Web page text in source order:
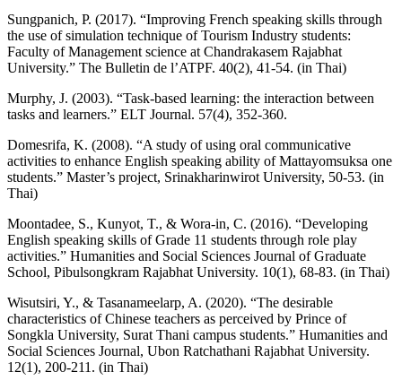
Sungpanich, P. (2017). “Improving French speaking skills through
the use of simulation technique of Tourism Industry students:
Faculty of Management science at Chandrakasem Rajabhat
University.” The Bulletin de l’ATPF. 40(2), 41-54. (in Thai)
Murphy, J. (2003). “Task-based learning: the interaction between
tasks and learners.” ELT Journal. 57(4), 352-360.
Domesrifa, K. (2008). “A study of using oral communicative
activities to enhance English speaking ability of Mattayomsuksa one
students.” Master’s project, Srinakharinwirot University, 50-53. (in
Thai)
Moontadee, S., Kunyot, T., & Wora-in, C. (2016). “Developing
English speaking skills of Grade 11 students through role play
activities.” Humanities and Social Sciences Journal of Graduate
School, Pibulsongkram Rajabhat University. 10(1), 68-83. (in Thai)
Wisutsiri, Y., & Tasanameelarp, A. (2020). “The desirable
characteristics of Chinese teachers as perceived by Prince of
Songkla University, Surat Thani campus students.” Humanities and
Social Sciences Journal, Ubon Ratchathani Rajabhat University.
12(1), 200-211. (in Thai)